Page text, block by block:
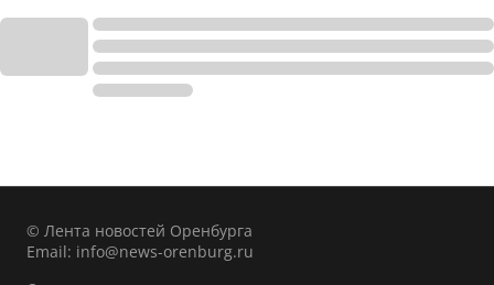
© Лента новостей Оренбурга
Email: info@news-orenburg.ru